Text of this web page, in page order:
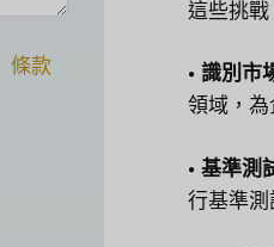
這些挑戰
• 識別市
領域，為
• 基準測
行基準測
條款